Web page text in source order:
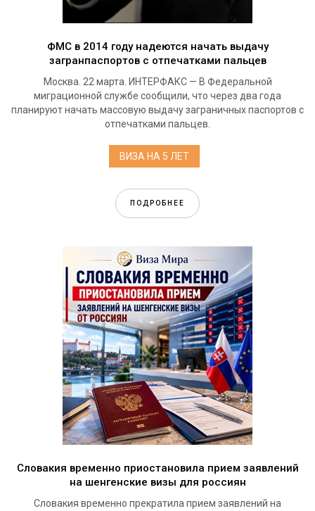
ФМС в 2014 году надеются начать выдачу
загранпаспортов с отпечатками пальцев
Москва. 22 марта. ИНТЕРФАКС — В Федеральной
миграционной службе сообщили, что через два года
планируют начать массовую выдачу заграничных паспортов с
отпечатками пальцев.
ВИЗА НА 5 ЛЕТ
ПОДРОБНЕЕ
Словакия временно приостановила прием заявлений
на шенгенские визы для россиян
Словакия временно прекратила прием заявлений на